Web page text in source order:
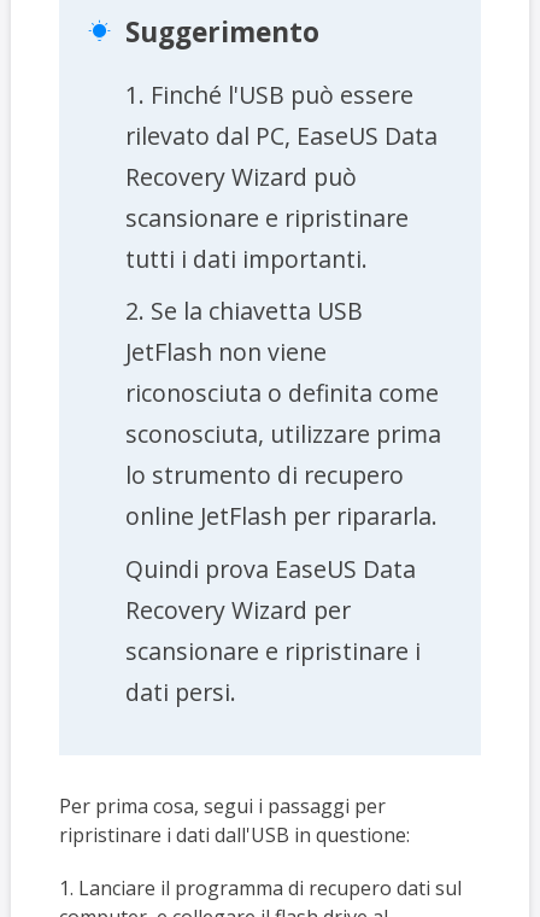
 Suggerimento
1. Finché l'USB può essere
rilevato dal PC, EaseUS Data
Recovery Wizard può
scansionare e ripristinare
tutti i dati importanti.
2. Se la chiavetta USB
JetFlash non viene
riconosciuta o definita come
sconosciuta, utilizzare prima
lo strumento di recupero
online JetFlash per ripararla.
Quindi prova EaseUS Data
Recovery Wizard per
scansionare e ripristinare i
dati persi.
Per prima cosa, segui i passaggi per
ripristinare i dati dall'USB in questione:
1. Lanciare il programma di recupero dati sul